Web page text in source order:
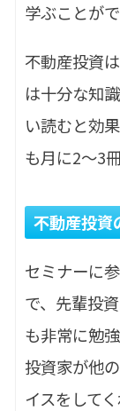
学ぶことがで
不動産投資
は十分な知
い読むと効
も月に2～3
不動産投資
セミナーに
で、先輩投
も非常に勉
投資家が他
イスをして